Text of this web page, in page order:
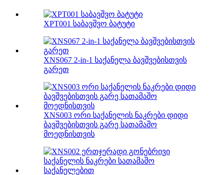
XPT001 საბავშვო ბატუტი
XNS067 2-in-1 საქანელა ბავშვებისთვის
გარეთ
XNS003 ორი საქანელის ნაკრები დიდი
ბავშვებისთვის გარე სათამაშო
მოედნისთვის